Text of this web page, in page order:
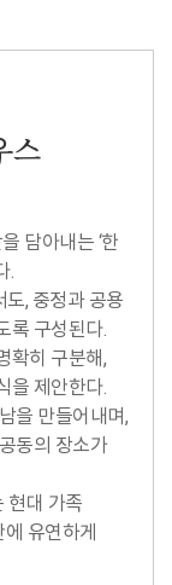
스
담아내는 ‘한
.
, 중정과 공용
록 구성된다.
확히 구분해,
을 제안한다.
을 만들어내며,
동의 장소가
현대 가족
유연하게